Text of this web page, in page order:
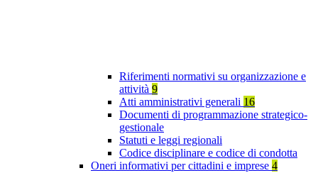
Riferimenti normativi su organizzazione e
attività 9
Atti amministrativi generali 16
Documenti di programmazione strategico-
gestionale
Statuti e leggi regionali
Codice disciplinare e codice di condotta
Oneri informativi per cittadini e imprese 4